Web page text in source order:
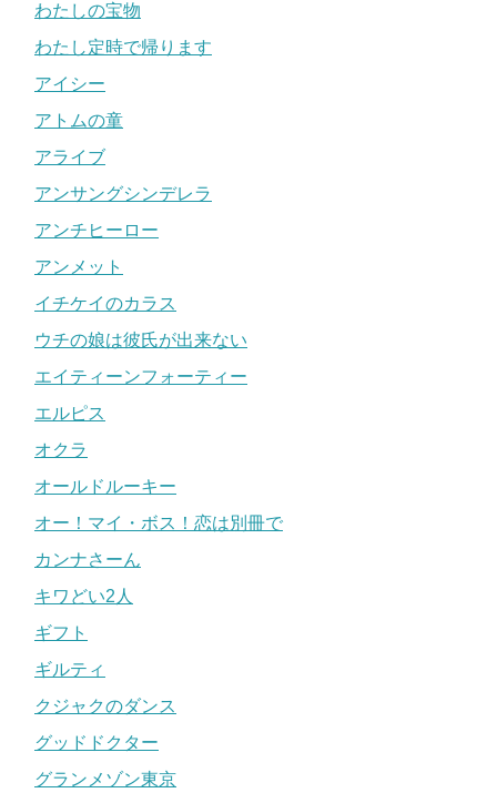
わたしの宝物
わたし定時で帰ります
アイシー
アトムの童
アライブ
アンサングシンデレラ
アンチヒーロー
アンメット
イチケイのカラス
ウチの娘は彼氏が出来ない
エイティーンフォーティー
エルピス
オクラ
オールドルーキー
オー！マイ・ボス！恋は別冊で
カンナさーん
キワどい2人
ギフト
ギルティ
クジャクのダンス
グッドドクター
グランメゾン東京